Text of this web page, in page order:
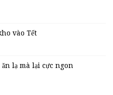
vào Tết
lạ mà lại cực ngon